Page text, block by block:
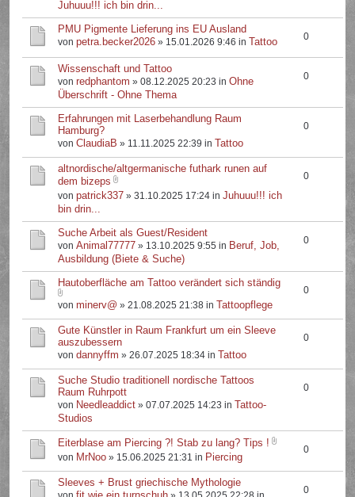
Juhuuu!!! ich bin drin...
PMU Pigmente Lieferung ins EU Ausland
vonpetra.becker2026 » 15.01.2026 9:46 in Tattoo 0
Wissenschaft und Tattoo
vonredphantom » 08.12.2025 20:23 inOhne
Überschrift - Ohne Thema
0
Erfahrungen mit Laserbehandlung Raum
Hamburg?
vonClaudiaB » 11.11.2025 22:39 in Tattoo
0
altnordische/altgermanische futhark runen auf
dem bizeps
vonpatrick337 » 31.10.2025 17:24 inJuhuuu!!! ich
bin drin...
0
Suche Arbeit als Guest/Resident
vonAnimal77777 » 13.10.2025 9:55 in Beruf, Job,
Ausbildung (Biete & Suche)
0
Hautoberfläche am Tattoo verändert sich ständig
vonminerv@ » 21.08.2025 21:38 in Tattoopflege
0
Gute Künstler in Raum Frankfurt um ein Sleeve
auszubessern
vondannyffm » 26.07.2025 18:34 in Tattoo
0
Suche Studio traditionell nordische Tattoos
Raum Ruhrpott
von Needleaddict » 07.07.2025 14:23 in Tattoo-
Studios
0
Eiterblase am Piercing ?! Stab zu lang? Tips !
von MrNoo » 15.06.2025 21:31 in Piercing
0
Sleeves + Brust griechische Mythologie
0